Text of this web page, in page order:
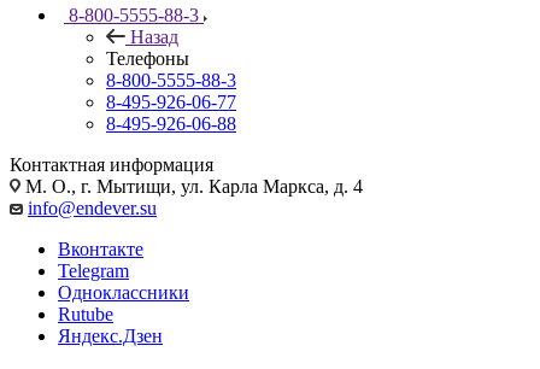
8-800-5555-88-3
Назад
Телефоны
8-800-5555-88-3
8-495-926-06-77
8-495-926-06-88
Контактная информация
М. О., г. Мытищи, ул. Карла Маркса, д. 4
info@endever.su
Вконтакте
Telegram
Одноклассники
Rutube
Яндекс.Дзен